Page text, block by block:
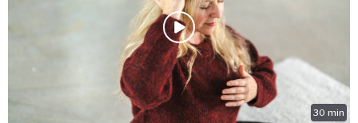
Vården – Yogobe Health & Care
Så stöttar Yogobe patienter, förskrivare och sjukvården
Fysisk aktivitet på recept
Stöd till arbetsgivare, försäkringsbolag & organisationer
30 min